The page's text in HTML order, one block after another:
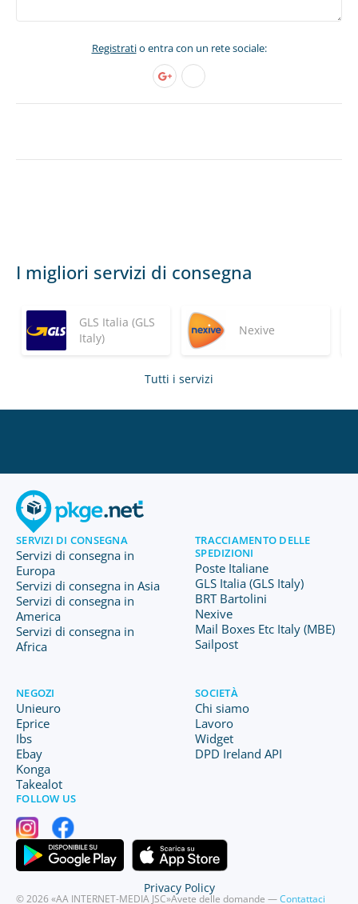
Registratio entra con un rete sociale:
I migliori servizi di consegna
GLS Italia (GLS
Italy)
Nexive
Tutti i servizi
SERVIZI DI CONSEGNA
Servizi di consegna in
Europa
Servizi di consegna in Asia
Servizi di consegna in
America
Servizi di consegna in
Africa
TRACCIAMENTO DELLE
SPEDIZIONI
Poste Italiane
GLS Italia (GLS Italy)
BRT Bartolini
Nexive
Mail Boxes Etc Italy (MBE)
Sailpost
NEGOZI
Unieuro
Eprice
Ibs
Ebay
Konga
Takealot
SOCIETÀ
Chi siamo
Lavoro
Widget
DPD Ireland API
FOLLOW US
© 2026 «AA INTERNET-MEDIA JSC»Avete delle domande —Contattaci
Privacy Policy